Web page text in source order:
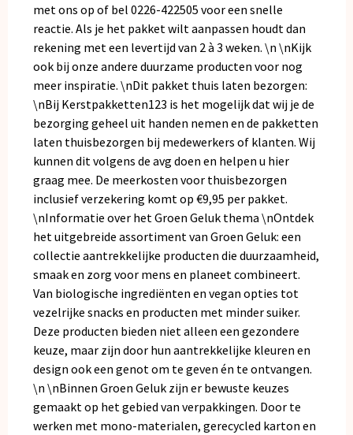
met ons op of bel 0226-422505 voor een snelle
reactie. Als je het pakket wilt aanpassen houdt dan
rekening met een levertijd van 2 à 3 weken. \n \nKijk
ook bij onze andere duurzame producten voor nog
meer inspiratie. \nDit pakket thuis laten bezorgen:
\nBij Kerstpakketten123 is het mogelijk dat wij je de
bezorging geheel uit handen nemen en de pakketten
laten thuisbezorgen bij medewerkers of klanten. Wij
kunnen dit volgens de avg doen en helpen u hier
graag mee. De meerkosten voor thuisbezorgen
inclusief verzekering komt op €9,95 per pakket.
\nInformatie over het Groen Geluk thema \nOntdek
het uitgebreide assortiment van Groen Geluk: een
collectie aantrekkelijke producten die duurzaamheid,
smaak en zorg voor mens en planeet combineert.
Van biologische ingrediënten en vegan opties tot
vezelrijke snacks en producten met minder suiker.
Deze producten bieden niet alleen een gezondere
keuze, maar zijn door hun aantrekkelijke kleuren en
design ook een genot om te geven én te ontvangen.
\n \nBinnen Groen Geluk zijn er bewuste keuzes
gemaakt op het gebied van verpakkingen. Door te
werken met mono-materialen, gerecycled karton en